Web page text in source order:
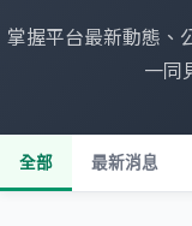
掌握平台最新動態、
一同
全部 最新消息